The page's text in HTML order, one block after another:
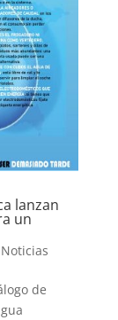
lanzan
un
Noticias
de